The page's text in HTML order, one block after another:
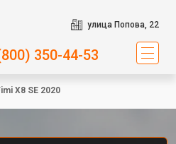
улица Попова, 22
350-44-53
X8 SE 2020